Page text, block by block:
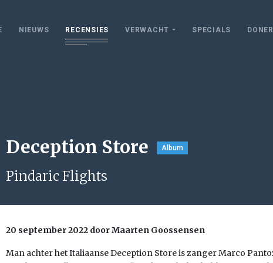
NIEUWS RECENSIES VERWACHT SPECIALS
Deception Store Album
Pindaric Flights
20 september 2022 door Maarten Goossensen
Man achter het Italiaanse Deception Store is zanger Marco